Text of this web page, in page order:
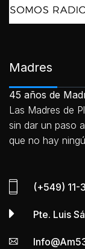
Madres
45 años de
Las Madres de
sin dar un paso
que no hay
(+549)
Pte. Luis